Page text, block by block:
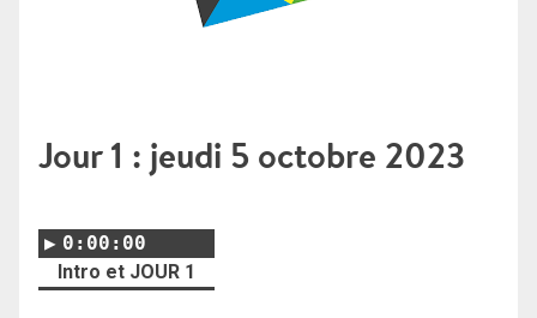
Jour 1 : jeudi 5 octobre 2023
0:00:00
Intro et JOUR 1